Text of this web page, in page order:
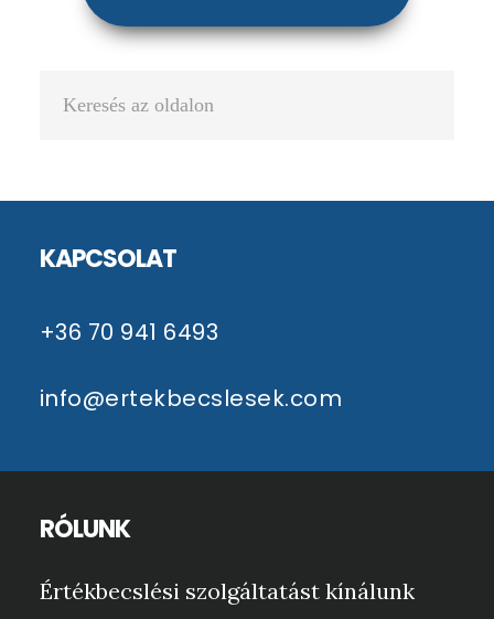
Keresés
KAPCSOLAT
+36 70 941 6493
info@ertekbecslesek.com
RÓLUNK
Értékbecslési szolgáltatást kínálunk